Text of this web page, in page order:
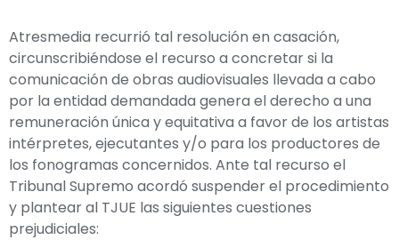
Atresmedia recurrió tal resolución en casación,
circunscribiéndose el recurso a concretar si la
comunicación de obras audiovisuales llevada a cabo
por la entidad demandada genera el derecho a una
remuneración única y equitativa a favor de los artistas
intérpretes, ejecutantes y/o para los productores de
los fonogramas concernidos. Ante tal recurso el
Tribunal Supremo acordó suspender el procedimiento
y plantear al TJUE las siguientes cuestiones
prejudiciales: